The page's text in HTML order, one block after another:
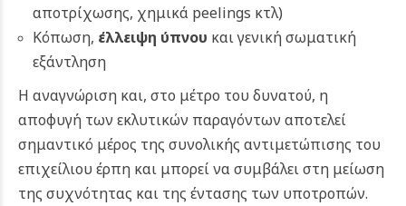
αποτρίχωσης, χημικά peelings κτλ)
Κόπωση, έλλειψη ύπνου και γενική σωματική
εξάντληση
Η αναγνώριση και, στο μέτρο του δυνατού, η
αποφυγή των εκλυτικών παραγόντων αποτελεί
σημαντικό μέρος της συνολικής αντιμετώπισης του
επιχείλιου έρπη και μπορεί να συμβάλει στη μείωση
της συχνότητας και της έντασης των υποτροπών.